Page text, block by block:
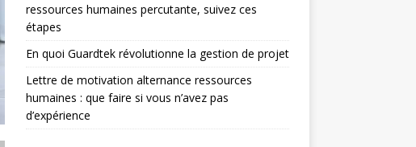
ressources humaines percutante, suivez ces
étapes
En quoi Guardtek révolutionne la gestion de projet
Lettre de motivation alternance ressources
humaines : que faire si vous n’avez pas
d’expérience